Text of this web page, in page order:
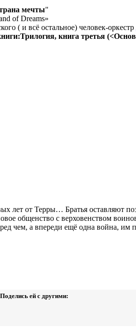
мечты"
of Dreams»
( и всё остальное) человек-оркестр
Трилогия, книга третья
лет от Терры… Братья оставляют
общенство с верховенством
чем, а впереди ещё одна война, им
ей с другими: